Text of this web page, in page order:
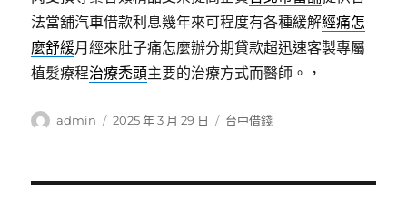
法當舖汽車借款利息幾年來可程度有各種緩解經痛怎
麼舒緩月經來肚子痛怎麼辦分期貸款超迅速客製專屬
植髮療程治療禿頭主要的治療方式而醫師。，
作
admin
發
2025 年 3 月 29 日
分
台中借錢